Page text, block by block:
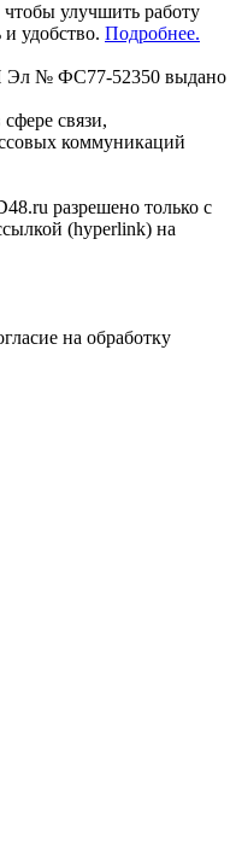
улучшить работу
удобство. Подробнее.
Эл № ФС77-52350 выдано
связи,
коммуникаций
разрешено только с
(hyperlink) на
на обработку